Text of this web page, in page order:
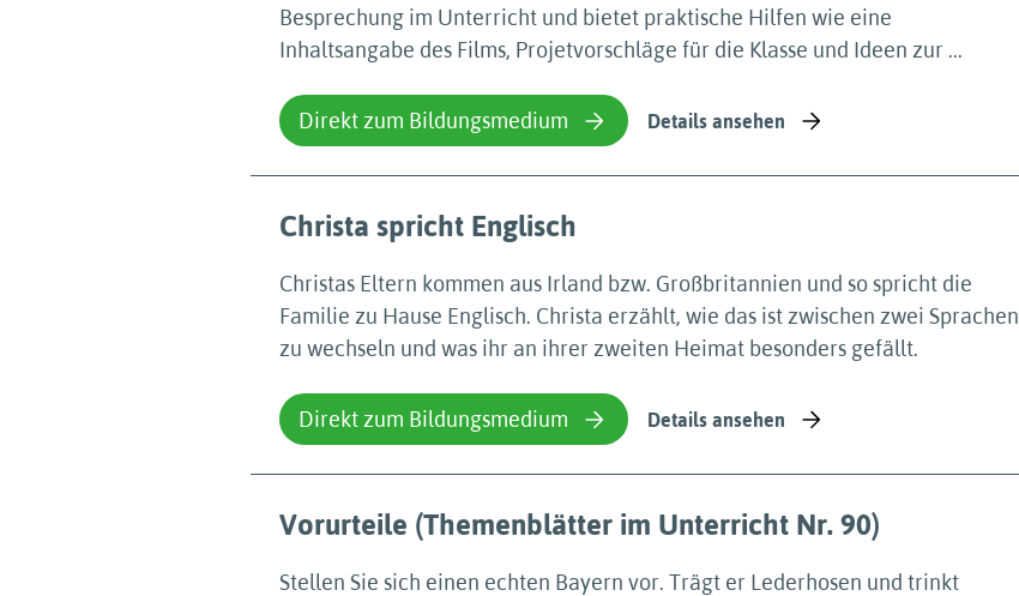
Besprechung im Unterricht und bietet praktische Hilfen wie eine
Inhaltsangabe des Films, Projetvorschläge für die Klasse und Ideen zur ...
Direkt zum Bildungsmedium Details ansehen
Christa spricht Englisch
Christas Eltern kommen aus Irland bzw. Großbritannien und so spricht die
Familie zu Hause Englisch. Christa erzählt, wie das ist zwischen zwei Sprachen
zu wechseln und was ihr an ihrer zweiten Heimat besonders gefällt.
Direkt zum Bildungsmedium Details ansehen
Vorurteile (Themenblätter im Unterricht Nr. 90)
Stellen Sie sich einen echten Bayern vor. Trägt er Lederhosen und trinkt